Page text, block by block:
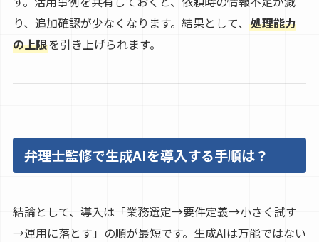
り、追加確認が少なくなります。結果として、 処理能力
の上限を引き上げられます。
弁理士監修で生成AIを導入する手順は？
結論として、導入は「業務選定→要件定義→小さく試す
→運用に落とす」の順が最短です。生成AIは万能ではない